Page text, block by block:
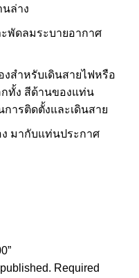
ล่าง
พัดลมระบายอากาศ
สําหรับเดินสายไฟหรือ
ทั้ง สีด้านของแท่น
การติดตั้งและเดินสาย
มากับแท่นประกาศ
Required